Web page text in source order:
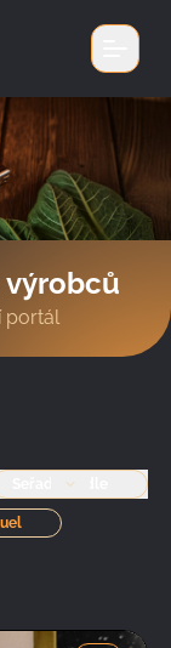
výrobců
portál
Seřadit podle